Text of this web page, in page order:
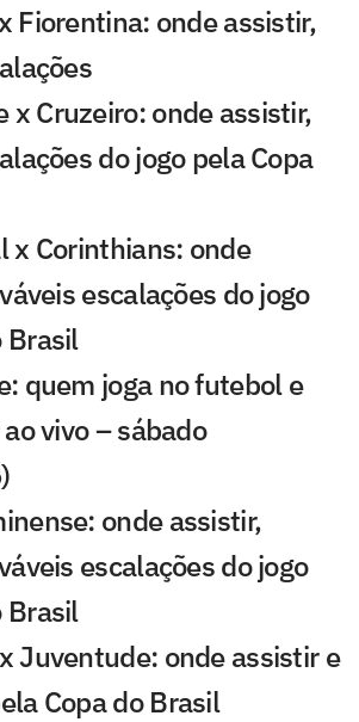
Fiorentina: onde assistir,
x Cruzeiro: onde assistir,
do jogo pela Copa
x Corinthians: onde
escalações do jogo
Brasil
quem joga no futebol e
vivo – sábado
onde assistir,
escalações do jogo
Brasil
Juventude: onde assistir e
Copa do Brasil